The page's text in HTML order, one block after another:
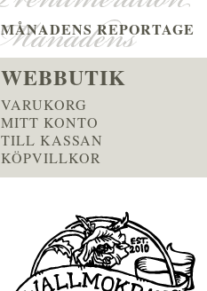
MÅNADENS REPORTAGE
WEBBUTIK
VARUKORG
MITT KONTO
TILL KASSAN
KÖPVILLKOR